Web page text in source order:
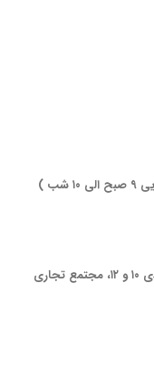
مشهد، خیابان سعدی، بین سعدی ۱۰ و ۱۲، مجتمع تجاری